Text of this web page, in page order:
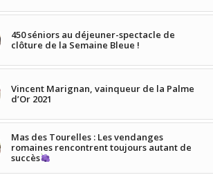
450 séniors au déjeuner-spectacle de
clôture de la Semaine Bleue !
Vincent Marignan, vainqueur de la Palme
d’Or 2021
Mas des Tourelles : Les vendanges
romaines rencontrent toujours autant de
succès